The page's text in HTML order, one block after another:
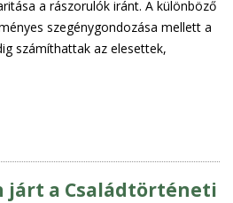
a rászorulók iránt. A különböző
szegénygondozása mellett a
számíthattak az elesettek,
járt a Családtörténeti